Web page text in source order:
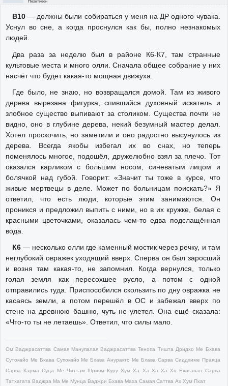
Неактивен
В10— должны были собираться у меня на ДР одного чувака.
Уснул во сне, а когда проснулся как бы, полно незнакомых
людей.
Два раза за неделю был в районе К6-К7, там странные
культовые места и много олли. Сначала общее собрание у них
насчёт что будет какая-то мощная движуха.
Где было, не знаю, но возвращался домой. Там из живого
дерева вырезана фигурка, спившийся духовный искатель и
злобное существо выпивают за столиком. Существа почти не
видно, оно в глубине дерева, некий безумный мастер делал.
Хотел проскочить, но заметили и оно радостно высунулось из
дерева. Всегда якобы избегал их во снах, но теперь
поменялось многое, подошёл, дружелюбно взял за плечо. Тот
оказался карликом с большим носом, синеватым лицом и
болячкой над губой. Говорит: «Значит ты тоже в курсе, что
живые мертвецы в деле. Может по больницам поискать?» Я
ответил, что есть люди, которые этим занимаются. Он
проникся и предложил выпить с ними, но в их кружке, белая с
красными цветочками, оказалась чем-то едва подслащённая
вода.
К6— несколько олли где каменный мостик через речку, и там
неглубокий овражек уходящий вверх. Сперва он был заросший
и возня там какая-то, не запомнил. Когда вернулся, только
голая земля как пересохшее русло, а потом с одной
отправились туда. Приспособился скользить по дну овражка не
касаясь земли, а потом перешёл в ОС и забежал вверх по
стене на древнюю башню, чуть не улетел. Она ещё сказала:
«Что-то ты не летаешь». Ответил, что силы мало.
Ом Ваджрасаттва Самая Манупалая Ваджрасаттва Тенопа Тишта Дридхо Ме Бхава
Сутокайо Ме Бхава Супокайо Ме Бхава Ануракто Ме Бхава Сарва Сиддхиме Праяца
Сарва Карма Суца Ме Читтам Шриям Куру Хум Ха Ха Ха Ха Хо Бхагаван Сарва
Татхагата Ваджра Ма Ме Мунца Ваджри Бхава Маха Самая Саттва Ах Хум Пхат